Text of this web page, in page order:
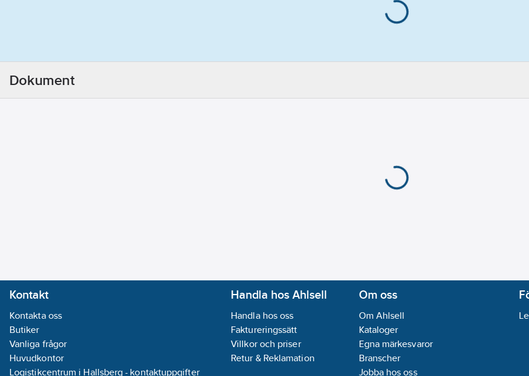
Dokument
Kontakt
Kontakta oss
Butiker
Vanliga frågor
Huvudkontor
Logistikcentrum i Hallsberg - kontaktuppgifter
Handla hos Ahlsell
Handla hos oss
Faktureringssätt
Villkor och priser
Retur & Reklamation
Om oss
Om Ahlsell
Kataloger
Egna märkesvaror
Branscher
Jobba hos oss